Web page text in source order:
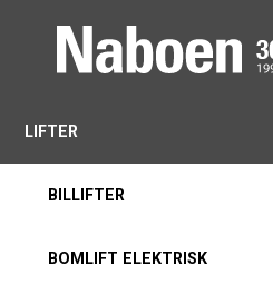
LIFTER
BILLIFTER
BOMLIFT ELEKTRISK